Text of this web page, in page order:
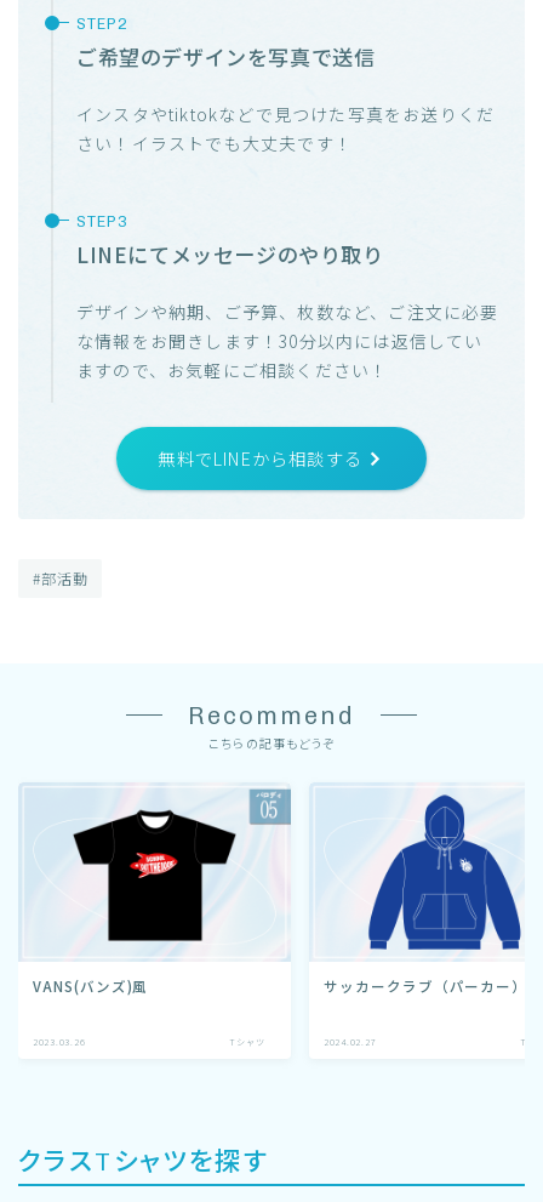
ご希望のデザインを写真で送信
インスタやtiktokなどで見つけた写真をお送りくだ
さい！イラストでも大丈夫です！
LINEにてメッセージのやり取り
デザインや納期、ご予算、枚数など、ご注文に必要
な情報をお聞きします！30分以内には返信してい
ますので、お気軽にご相談ください！
無料でLINEから相談する
#部活動
Recommend
こちらの記事もどうぞ
VANS(バンズ)風
2023.03.26 Tシャツ
サッカークラブ（パーカー）
2024.02.27 Tシ
クラスTシャツを探す